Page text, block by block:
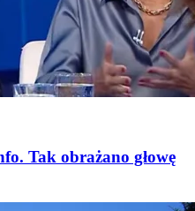
Tak obrażano głowę